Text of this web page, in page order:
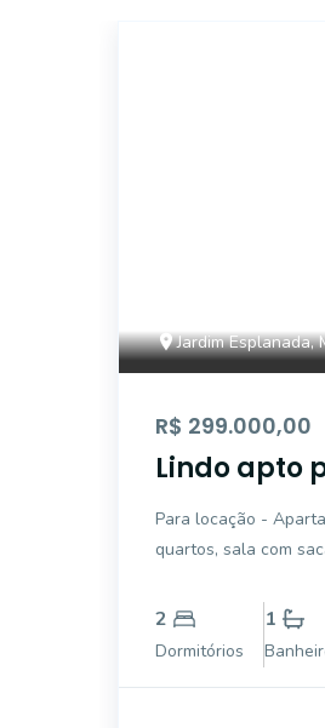
Jardim Esplanada,
R$ 299.000,00
Lindo apto
no
das Rosas
Guaçu/SP
Para locação -
quartos, sala com
de garagem. Para venda - Descubra o seu
novo lar no Portal
localizado na
2
Dormitórios
1